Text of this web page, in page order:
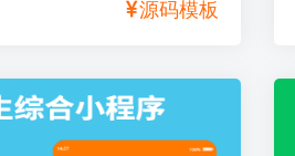
源码模板